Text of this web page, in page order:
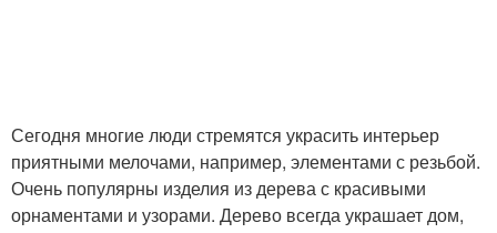
Сегодня многие люди стремятся украсить интерьер
приятными мелочами, например, элементами с резьбой.
Очень популярны изделия из дерева с красивыми
орнаментами и узорами. Дерево всегда украшает дом,